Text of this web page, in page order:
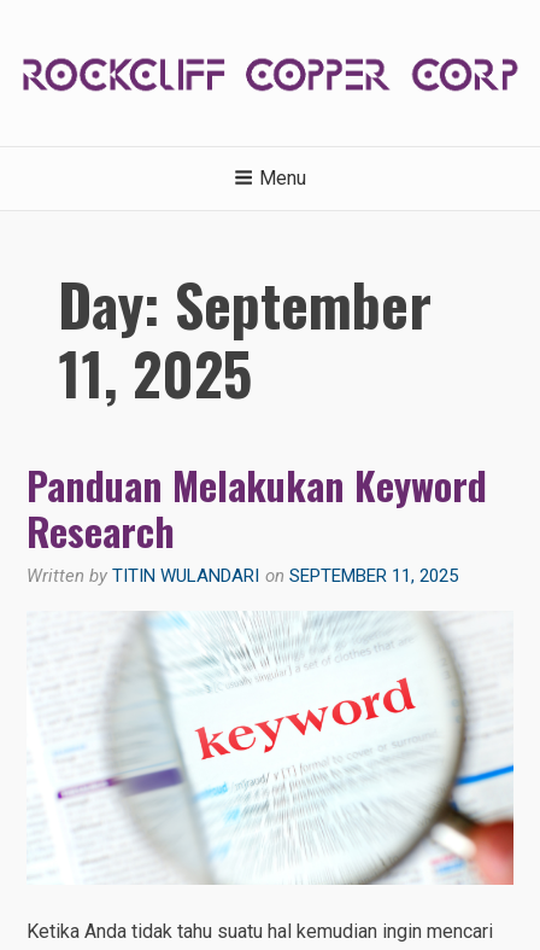
content
Menu
Day: September
11, 2025
Panduan Melakukan Keyword
Research
Written byTITIN WULANDARI onSEPTEMBER 11, 2025
Ketika Anda tidak tahu suatu hal kemudian ingin mencari